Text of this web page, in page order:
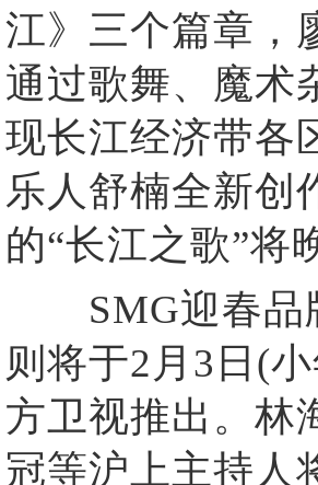
江》三个篇章，
通过歌舞、魔术
现长江经济带各
乐人舒楠全新创
的“长江之歌”将
SMG迎春品
则将于2月3日(
方卫视推出。林
冠等沪上主持人